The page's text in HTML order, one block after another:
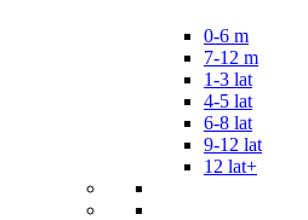
0-6 m
7-12 m
1-3 lat
4-5 lat
6-8 lat
9-12 lat
12 lat+